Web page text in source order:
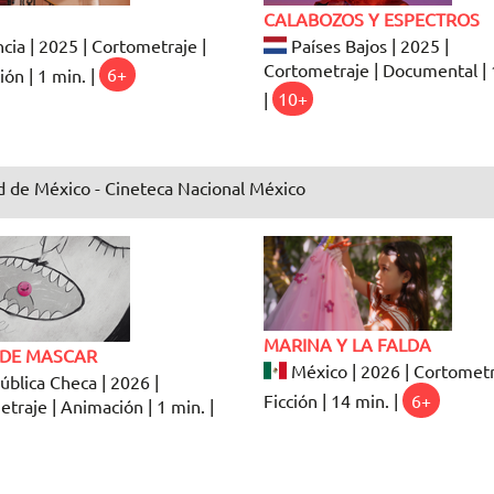
| 2025 | Cortometraje |
| 1 min. |
6+
CALABOZOS Y ESPECTROS
Países Bajos | 2025 |
Cortometraje | Documental |
| 10+
de México - Cineteca Nacional México
MASCAR
Checa | 2026 |
| Animación | 1 min. |
MARINA Y LA FALDA
México | 2026 |
Ficción | 14 min. |
6+